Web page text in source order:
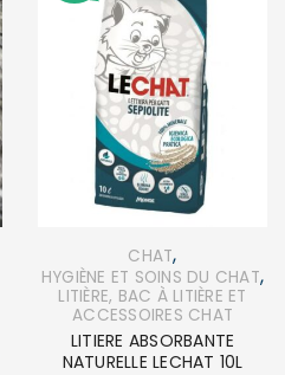
CHAT,
HYGIÈNE ET SOINS DU CHAT,
LITIÈRE, BAC À LITIÈRE ET
ACCESSOIRES CHAT
LITIERE ABSORBANTE
NATURELLE LECHAT 10L